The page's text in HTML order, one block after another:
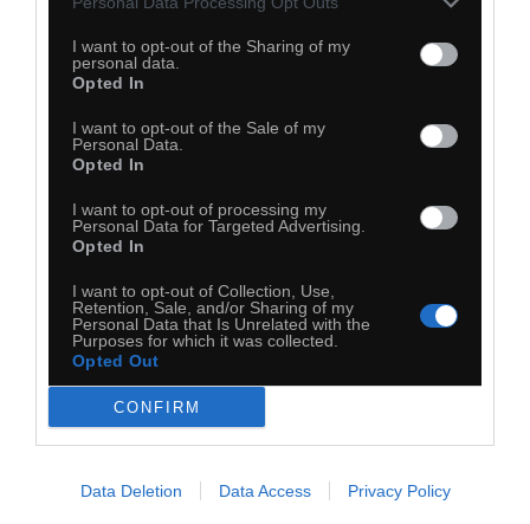
I want to opt-out of the Sharing of my
personal data.
Opted In
I want to opt-out of the Sale of my
Personal Data.
Opted In
I want to opt-out of processing my
Personal Data for Targeted Advertising.
Opted In
I want to opt-out of Collection, Use,
Retention, Sale, and/or Sharing of my
Personal Data that Is Unrelated with the
Purposes for which it was collected.
Opted Out
CONFIRM
Data Deletion Data Access Privacy Policy
Komentuj Dodaj do ulubionych Dodaj do przyjaciół